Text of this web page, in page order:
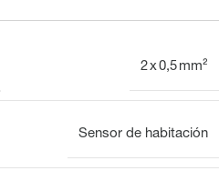
2 x 0,5 mm²
Sensor de habitación